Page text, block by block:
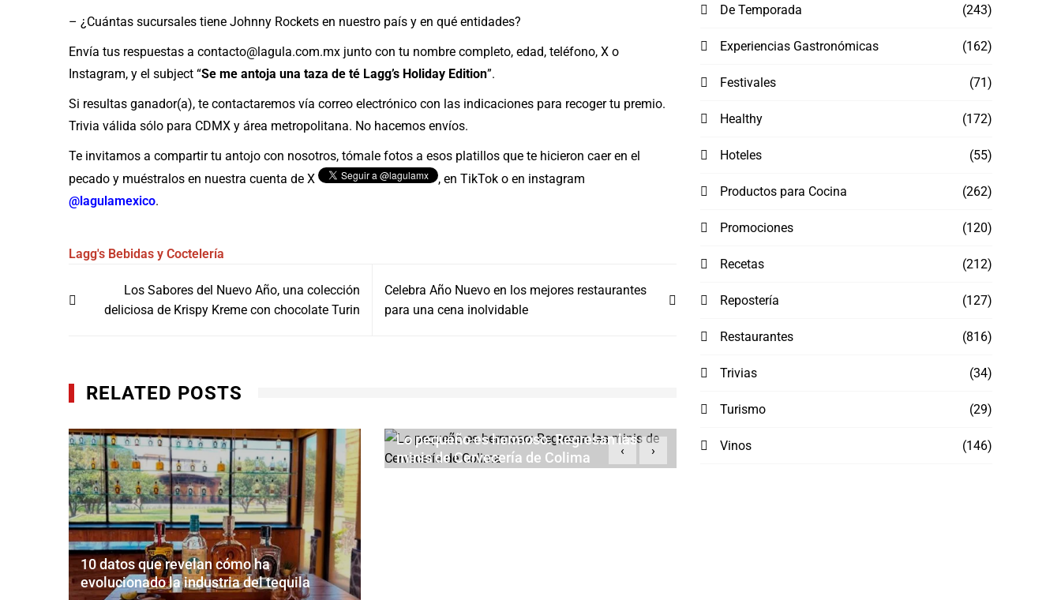
– ¿Cuántas sucursales tiene Johnny Rockets en nuestro país y en qué entidades?
Envía tus respuestas a contacto@lagula.com.mx junto con tu nombre completo, edad, teléfono, X o
Instagram, y el subject “Se me antoja una taza de té Lagg’s Holiday Edition”.
Si resultas ganador(a), te contactaremos vía correo electrónico con las indicaciones para recoger tu premio.
Trivia válida sólo para CDMX y área metropolitana. No hacemos envíos.
Te invitamos a compartir tu antojo con nosotros, tómale fotos a esos platillos que te hicieron caer en el
pecado y muéstralos en nuestra cuenta de X
, en TikTok o en instagram
@lagulamexico.
Lagg's Bebidas y Coctelería
Navegación
de
Los Sabores del Nuevo Año, una colección
deliciosa de Krispy Kreme con chocolate Turin
Celebra Año Nuevo en los mejores restaurantes
para una cena inolvidable
RELATED POSTS
10 datos que revelan cómo ha
evolucionado la industria del tequila
Lo pequeño es hermoso: Regresan las
minis de Cervecería de Colima
promedio 2 six-packs por orden en DiDi
‹ ›
De Temporada (243)
Experiencias Gastronómicas (162)
Festivales (71)
Healthy (172)
Hoteles (55)
Productos para Cocina (262)
Promociones (120)
Recetas (212)
Repostería (127)
Restaurantes (816)
Trivias (34)
Turismo (29)
Vinos (146)